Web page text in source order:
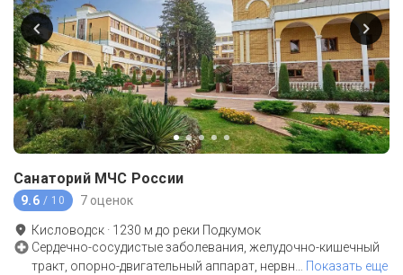
Санаторий МЧС России
9.6 / 10 7 оценок
Кисловодск · 1230 м до реки Подкумок
Сердечно-сосудистые заболевания, желудочно-кишечный
тракт, опорно-двигательный аппарат, нервн
Показать еще